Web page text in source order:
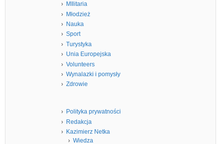
MIlitaria
Młodzież
Nauka
Sport
Turystyka
Unia Europejska
Volunteers
Wynalazki i pomysły
Zdrowie
Polityka prywatności
Redakcja
Kazimierz Netka
Wiedza